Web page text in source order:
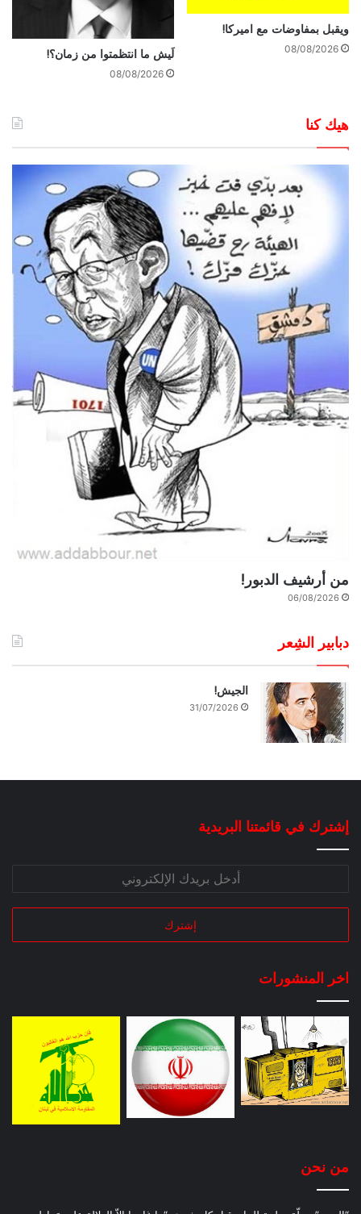
ويقبل بمفاوضات مع اميركا!
08/08/2026 لَيش ما انتظمتوا من زمان؟!
08/08/2026
هيك كنا
من أرشيف الدبور!
06/08/2026
دبابير الشِعر
الجيش!
31/07/2026
إشترك في قائمتنا البريدية
اخر المنشورات
من نحن